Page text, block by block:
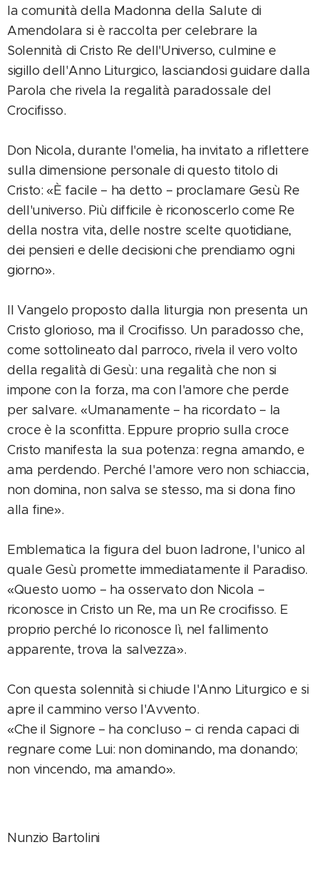
la comunità della Madonna della Salute di
Amendolara si è raccolta per celebrare la
Solennità di Cristo Re dell'Universo, culmine e
sigillo dell'Anno Liturgico, lasciandosi guidare dalla
Parola che rivela la regalità paradossale del
Crocifisso.
Don Nicola, durante l'omelia, ha invitato a riflettere
sulla dimensione personale di questo titolo di
Cristo: «È facile – ha detto – proclamare Gesù Re
dell'universo. Più difficile è riconoscerlo come Re
della nostra vita, delle nostre scelte quotidiane,
dei pensieri e delle decisioni che prendiamo ogni
giorno».
Il Vangelo proposto dalla liturgia non presenta un
Cristo glorioso, ma il Crocifisso. Un paradosso che,
come sottolineato dal parroco, rivela il vero volto
della regalità di Gesù: una regalità che non si
impone con la forza, ma con l'amore che perde
per salvare. «Umanamente – ha ricordato – la
croce è la sconfitta. Eppure proprio sulla croce
Cristo manifesta la sua potenza: regna amando, e
ama perdendo. Perché l'amore vero non schiaccia,
non domina, non salva se stesso, ma si dona fino
alla fine».
Emblematica la figura del buon ladrone, l'unico al
quale Gesù promette immediatamente il Paradiso.
«Questo uomo – ha osservato don Nicola –
riconosce in Cristo un Re, ma un Re crocifisso. E
proprio perché lo riconosce lì, nel fallimento
apparente, trova la salvezza».
Con questa solennità si chiude l'Anno Liturgico e si
apre il cammino verso l'Avvento.
«Che il Signore – ha concluso – ci renda capaci di
regnare come Lui: non dominando, ma donando;
non vincendo, ma amando».
Nunzio Bartolini